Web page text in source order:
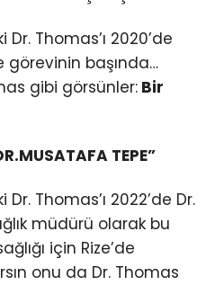
Dr. Thomas’ı 2020’de
görevinin başında…
gibi görsünler: Bir
TEPE”
Dr. Thomas’ı 2022’de Dr.
müdürü olarak bu
için Rize’de
onu da Dr. Thomas